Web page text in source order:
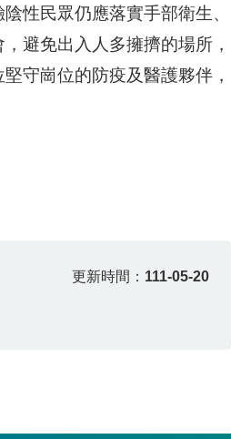
性民眾仍應落實手部衛生、
避免出入人多擁擠的場所，
守崗位的防疫及醫護夥伴，
更新時間： 111-05-20